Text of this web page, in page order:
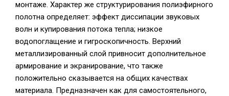
монтаже. Характер же структурирования полиэфирного
полотна определяет: эффект диссипации звуковых
волн и купирования потока тепла; низкое
водопоглащение и гигроскопичность. Верхний
металлизированный слой привносит дополнительное
армирование и экранирование, что также
положительно сказывается на общих качествах
материала. Предназначен как для самостоятельного,